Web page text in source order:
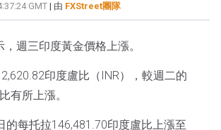
GMT | 由 FXStreet團隊
週三印度黃金價格上漲。
印度盧比（INR），較週二的
有所上漲。
的每托拉146,481.70印度盧比上漲至